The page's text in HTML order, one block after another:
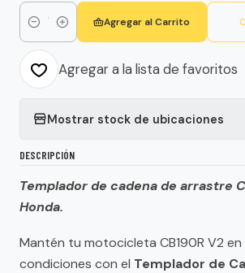
Cantidad
Agregar al Carrito
Agregar a la lista de favoritos
Mostrar stock de ubicaciones
DESCRIPCIÓN
Templador de cadena de arrastre
Honda.
Mantén tu motocicleta CB190R V2
condiciones con el Templador de